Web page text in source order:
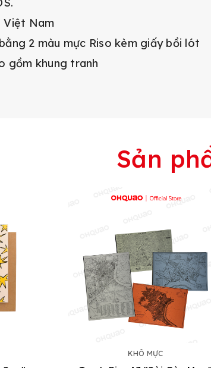
Việt Nam
2 màu mực Riso kèm giấy bồi lót
gồm khung tranh
Sản
KHÔ MỰC